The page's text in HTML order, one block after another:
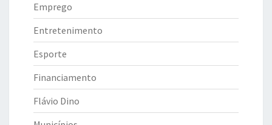
Emprego
Entretenimento
Esporte
Financiamento
Flávio Dino